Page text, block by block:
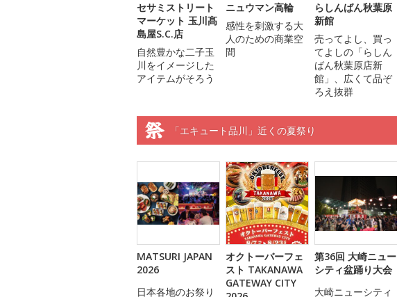
セサミストリート
マーケット 玉川髙
島屋S.C.店
自然豊かな二子玉
川をイメージした
アイテムがそろう
ニュウマン高輪
感性を刺激する大
人のための商業空
間
らしんばん秋葉原
新館
売ってよし、買っ
てよしの「らしん
ばん秋葉原店新
館」、広くて品ぞ
ろえ抜群
「エキュート品川」近くの夏祭り
MATSURI JAPAN
2026
日本各地のお祭り
オクトーバーフェ
スト TAKANAWA
GATEWAY CITY
第36回 大崎ニュー
シティ盆踊り大会
大崎ニューシティ